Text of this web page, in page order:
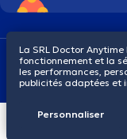
Conditions
La SRL Doctor
fonctionnement et la
les performances,
publicités adaptées et
Personnaliser